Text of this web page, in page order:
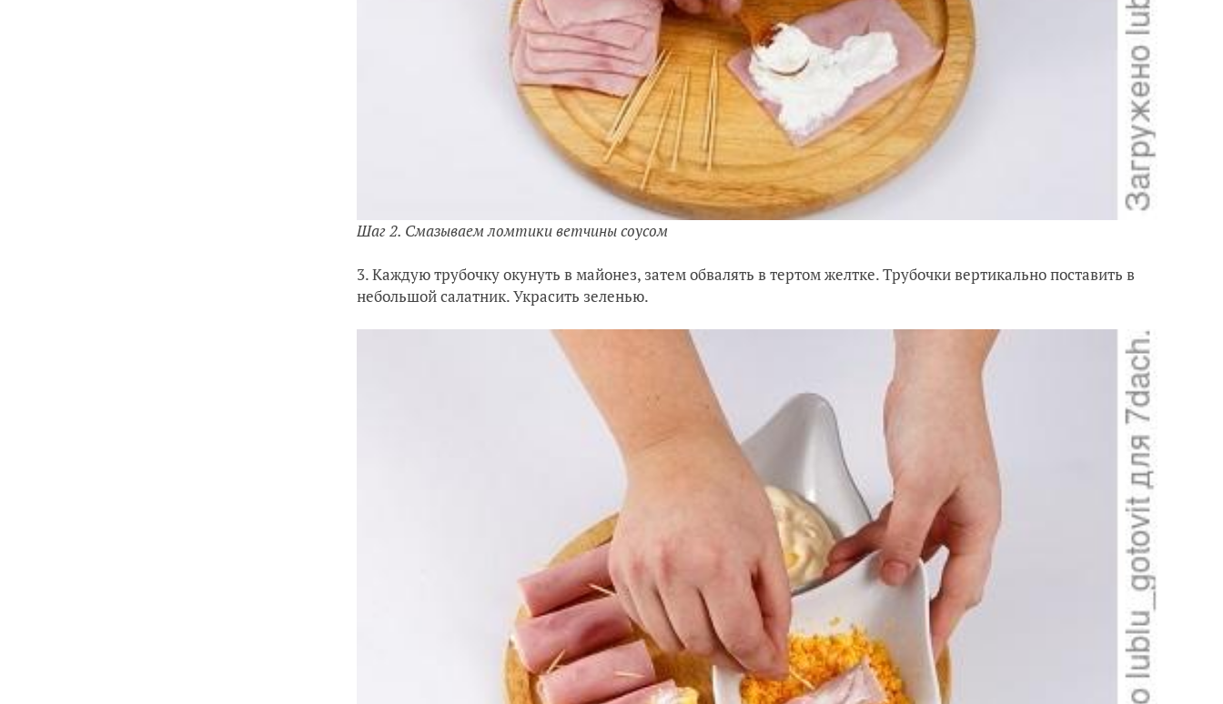
Шаг 2. Смазываем ломтики ветчины соусом
3. Каждую трубочку окунуть в майонез, затем обвалять в тертом желтке. Трубочки вертикально поставить в
небольшой салатник. Украсить зеленью.